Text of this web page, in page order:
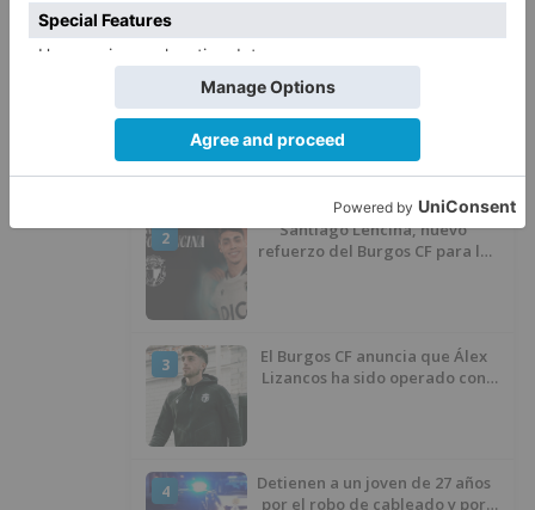
LO ÚLTIMO
1
Felix Gall asalta el liderato con
una exhibición en El Escudo
2
Santiago Lencina, nuevo
refuerzo del Burgos CF para la
3
El Burgos CF anuncia que Álex
Lizancos ha sido operado con
4
Detienen a un joven de 27 años
por el robo de cableado y por